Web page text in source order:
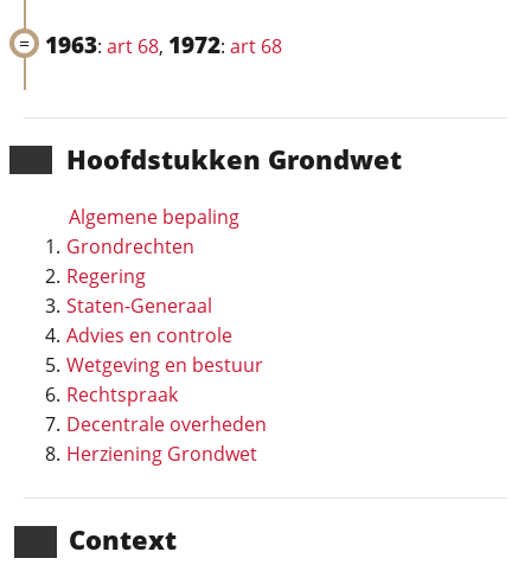
Hoofd­stukken Grondwet
Algemene bepaling
Grondrechten
Regering
Staten-Generaal
Advies en controle
Wetgeving en bestuur
Rechtspraak
Decentrale overheden
Herziening Grondwet
Context
1963: art 68, 1972: art 68